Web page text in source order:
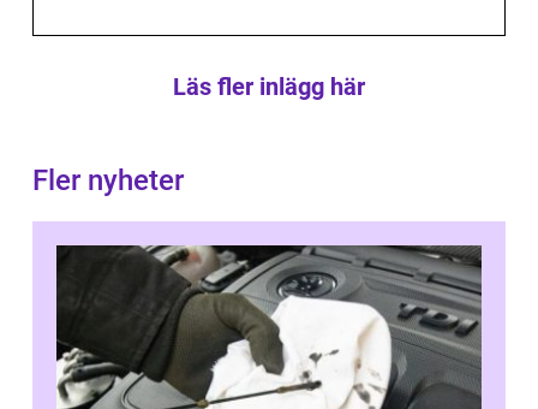
Läs fler inlägg här
Fler nyheter